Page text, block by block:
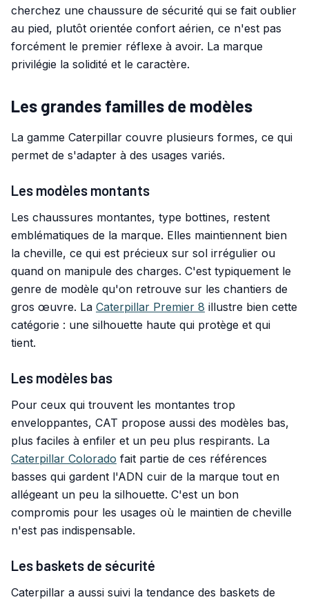
cherchez une chaussure de sécurité qui se fait oublier
au pied, plutôt orientée confort aérien, ce n'est pas
forcément le premier réflexe à avoir. La marque
privilégie la solidité et le caractère.
Les grandes familles de modèles
La gamme Caterpillar couvre plusieurs formes, ce qui
permet de s'adapter à des usages variés.
Les modèles montants
Les chaussures montantes, type bottines, restent
emblématiques de la marque. Elles maintiennent bien
la cheville, ce qui est précieux sur sol irrégulier ou
quand on manipule des charges. C'est typiquement le
genre de modèle qu'on retrouve sur les chantiers de
gros œuvre. La Caterpillar Premier 8 illustre bien cette
catégorie : une silhouette haute qui protège et qui
tient.
Les modèles bas
Pour ceux qui trouvent les montantes trop
enveloppantes, CAT propose aussi des modèles bas,
plus faciles à enfiler et un peu plus respirants. La
Caterpillar Colorado fait partie de ces références
basses qui gardent l'ADN cuir de la marque tout en
allégeant un peu la silhouette. C'est un bon
compromis pour les usages où le maintien de cheville
n'est pas indispensable.
Les baskets de sécurité
Caterpillar a aussi suivi la tendance des baskets de